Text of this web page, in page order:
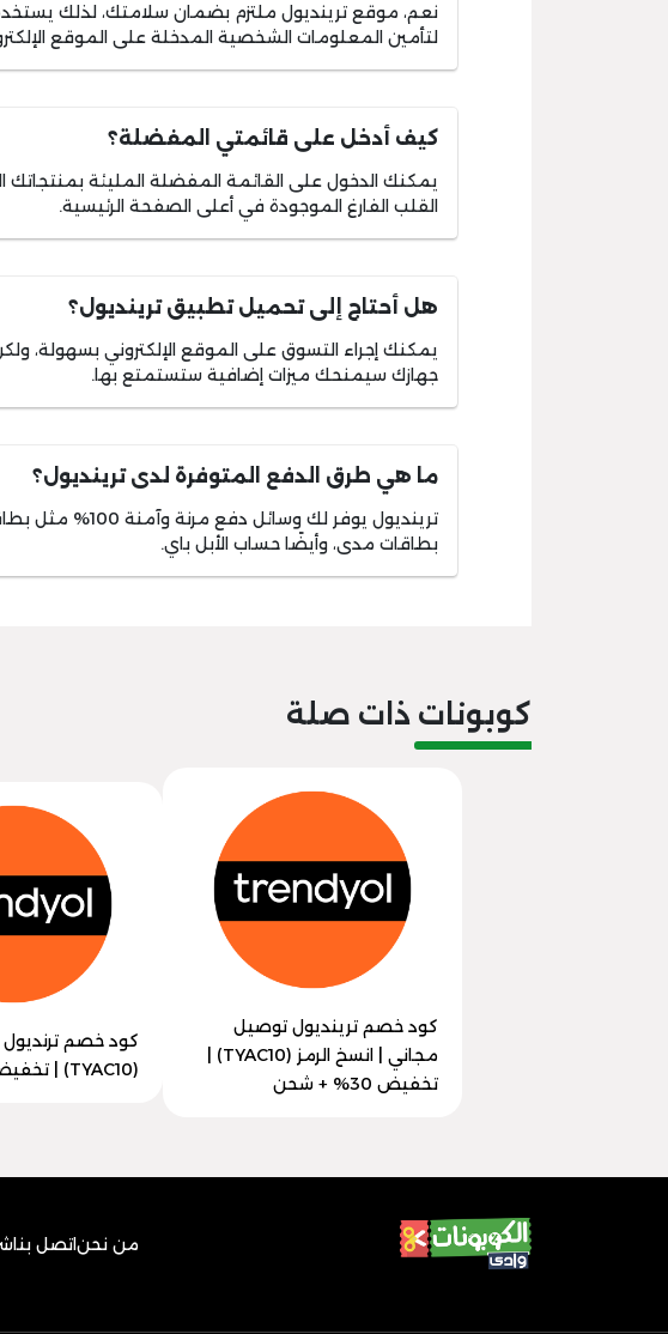
نعم، موقع ترينديول ملتزم بضمان سلامتك، لذلك
لتأمين المعلومات الشخصية المدخلة على الموقع
كيف أدخل على قائمتي المفضلة؟
يمكنك الدخول على القائمة المفضلة المليئة بمنتجاتك
القلب الفارغ الموجودة في أعلى الصفحة الرئيسية.
هل أحتاج إلى تحميل تطبيق ترينديول؟
يمكنك إجراء التسوق على الموقع الإلكتروني بسهولة،
جهازك سيمنحك ميزات إضافية ستستمتع بها.
ما هي طرق الدفع المتوفرة لدى ترينديول؟
ترينديول يوفر لك
بطاقات مدى، وأيضًا حساب الأبل باي.
كوبونات ذات صلة
كود خصم ترينديول توصيل
مجاني | انسخ الرمز (TYAC10) |
تخفيض 30% + شحن
كود خصم
(TYAC10) | تخفيض 60% فعال
من نحناتصل بنا